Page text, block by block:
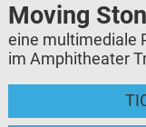
Moving
eine multimediale
im Amphitheater